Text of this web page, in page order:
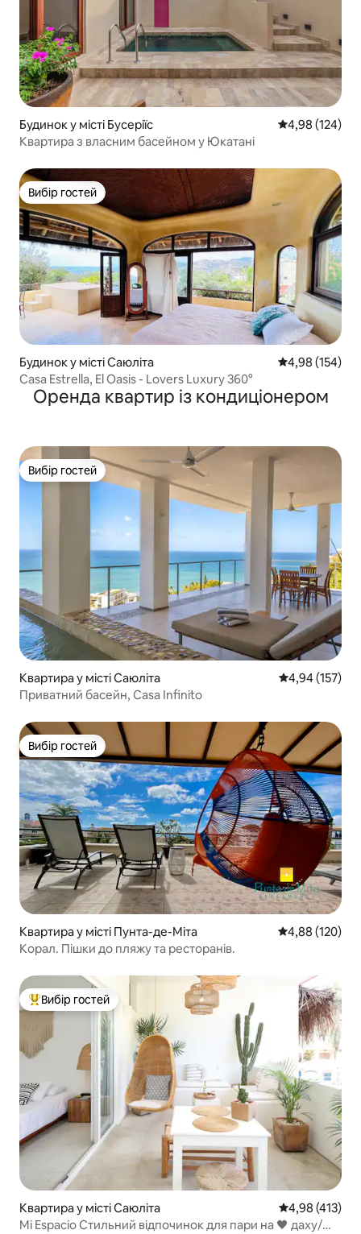
Будинок у місті Бусеріїс Середня
4,98 (124)
Квартира з власним басейном у Юкатані
Вибір гостей
Вибір гостей
Будинок у місті Саюліта Середня
4,98 (154)
Casa Estrella, El Oasis - Lovers Luxury 360°
Оренда квартир із кондиціонером
Вибір гостей
Вибір гостей
Квартира у місті Саюліта Середня
4,94 (157)
Приватний басейн, Casa Infinito
Вибір гостей
Вибір гостей
Квартира у місті Пунта-де-Міта Середня
4,88 (120)
Корал. Пішки до пляжу та ресторанів.
Топ вибір гостей
Вибір гостей
Квартира у місті Саюліта Середня
4,98 (413)
Mi Espacio Стильний відпочинок для пари на 🖤 даху/